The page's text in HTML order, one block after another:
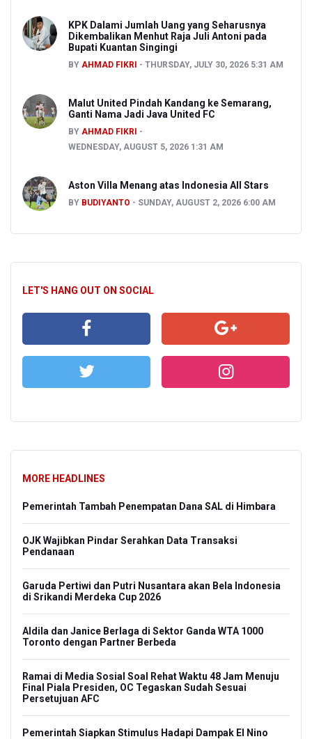
KPK Dalami Jumlah Uang yang Seharusnya
Dikembalikan Menhut Raja Juli Antoni pada
Bupati Kuantan Singingi
BY AHMAD FIKRI THURSDAY, JULY 30, 2026 5:31 AM
Malut United Pindah Kandang ke Semarang,
Ganti Nama Jadi Java United FC
BY AHMAD FIKRI
WEDNESDAY, AUGUST 5, 2026 1:31 AM
Aston Villa Menang atas Indonesia All Stars
BY BUDIYANTO SUNDAY, AUGUST 2, 2026 6:00 AM
LET'S HANG OUT ON SOCIAL
MORE HEADLINES
Pemerintah Tambah Penempatan Dana SAL di Himbara
OJK Wajibkan Pindar Serahkan Data Transaksi
Pendanaan
Garuda Pertiwi dan Putri Nusantara akan Bela Indonesia
di Srikandi Merdeka Cup 2026
Aldila dan Janice Berlaga di Sektor Ganda WTA 1000
Toronto dengan Partner Berbeda
Ramai di Media Sosial Soal Rehat Waktu 48 Jam Menuju
Final Piala Presiden, OC Tegaskan Sudah Sesuai
Persetujuan AFC
Pemerintah Siapkan Stimulus Hadapi Dampak El Nino